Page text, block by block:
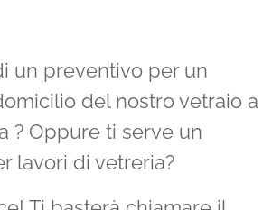
un preventivo per un
del nostro vetraio a
? Oppure ti serve un
lavori di vetreria?